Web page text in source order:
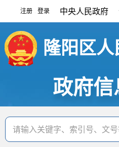
注册 登录 中央人民政府
隆阳区
政府